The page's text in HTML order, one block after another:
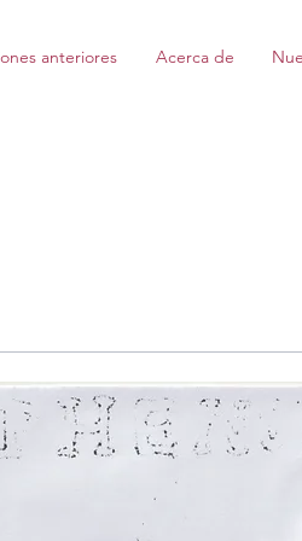
anteriores Acerca de